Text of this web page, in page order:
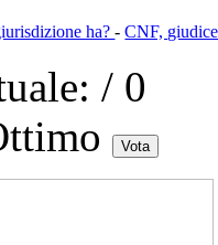
ha?-CNF,
/ 0